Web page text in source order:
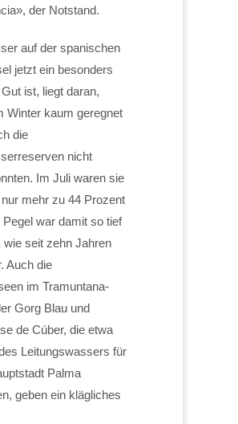
der Notstand.
auf der spanischen
jetzt ein besonders
ist, liegt daran,
Winter kaum geregnet
die
nicht
Im Juli waren sie
mehr zu 44 Prozent
Pegel war damit so tief
wie seit zehn Jahren
Auch die
im Tramuntana-
Gorg Blau und
de Cúber, die etwa
Leitungswassers für
Palma
geben ein klägliches